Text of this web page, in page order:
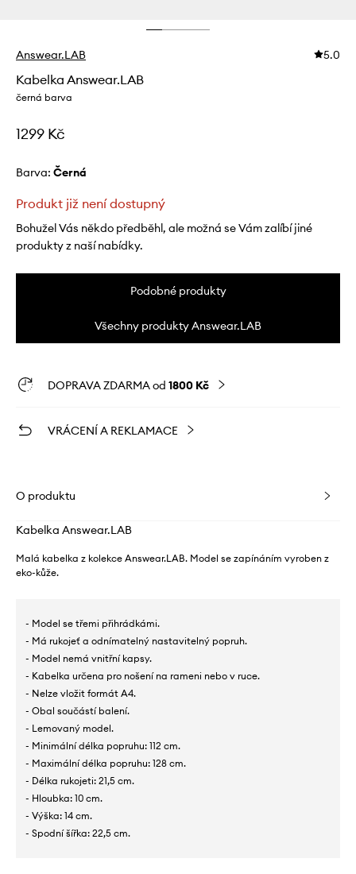
Answear.LAB 5.0
Kabelka Answear.LAB
černá barva
1299 Kč
Barva: černá
Produkt již není dostupný
Bohužel Vás někdo předběhl, ale možná se Vám zalíbí jiné
produkty z naší nabídky.
Podobné produkty
Všechny produkty Answear.LAB
DOPRAVA ZDARMA od 1800 Kč
VRÁCENÍ A REKLAMACE
O produktu
Kabelka Answear.LAB
Malá kabelka z kolekce Answear.LAB. Model se zapínáním vyroben z
eko-kůže.
- Model se třemi přihrádkámi.
- Má rukojeť a odnímatelný nastavitelný popruh.
- Model nemá vnitřní kapsy.
- Kabelka určena pro nošení na rameni nebo v ruce.
- Nelze vložit formát A4.
- Obal součástí balení.
- Lemovaný model.
- Minimální délka popruhu: 112 cm.
- Maximální délka popruhu: 128 cm.
- Délka rukojeti: 21,5 cm.
- Hloubka: 10 cm.
- Výška: 14 cm.
- Spodní šířka: 22,5 cm.